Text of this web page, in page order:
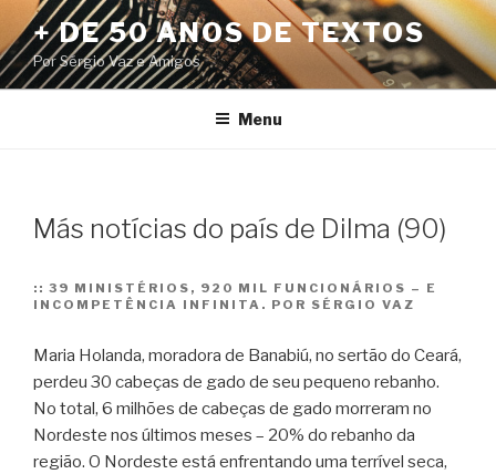
Pular
para
o
conteúdo
+ DE 50 ANOS DE TEXTOS
Por Sérgio Vaz e Amigos
Menu
Más notícias do país de Dilma (90)
:: 39 MINISTÉRIOS, 920 MIL FUNCIONÁRIOS – E
INCOMPETÊNCIA INFINITA. POR SÉRGIO VAZ
Maria Holanda, moradora de Banabiú, no sertão do Ceará,
perdeu 30 cabeças de gado de seu pequeno rebanho.
No total, 6 milhões de cabeças de gado morreram no
Nordeste nos últimos meses – 20% do rebanho da
região. O Nordeste está enfrentando uma terrível seca,